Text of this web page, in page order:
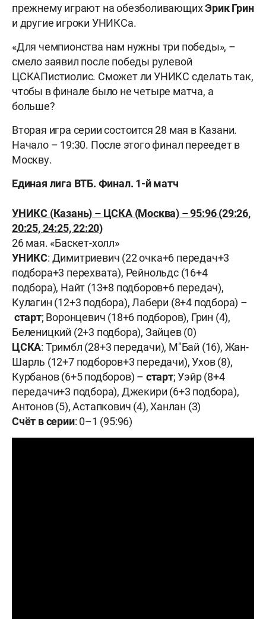
прежнему играют на обезболивающихЭрик Грин
и другие игроки УНИКСа.
«Для чемпионства нам нужны три победы», –
смело заявил после победы рулевой
ЦСКАПистиолис. Сможет ли УНИКС сделать так,
чтобы в финале было не четыре матча, а
больше?
Вторая игра серии состоится 28 мая в Казани.
Начало – 19:30. После этого финал переедет в
Москву.
Единая лига ВТБ. Финал. 1-й матч
УНИКС (Казань) – ЦСКА (Москва) – 95:96 (29:26,
20:25, 24:25, 22:20)
26 мая. «Баскет-холл»
УНИКС: Димитриевич (22 очка+6 передач+3
подбора+3 перехвата), Рейнольдс (16+4
подбора), Найт (13+8 подборов+6 передач),
Кулагин (12+3 подбора), Лабери (8+4 подбора) –
старт; Воронцевич (18+6 подборов), Грин (4),
Беленицкий (2+3 подбора), Зайцев (0)
ЦСКА: Тримбл (28+3 передачи), М"Бай (16), Жан-
Шарль (12+7 подборов+3 передачи), Ухов (8),
Курбанов (6+5 подборов) – старт; Уэйр (8+4
передачи+3 подбора), Джекири (6+3 подбора),
Антонов (5), Астапкович (4), Ханлан (3)
Счёт в серии: 0–1 (95:96)